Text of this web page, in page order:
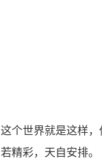
这个世界就是这样
若精彩，天自安排。